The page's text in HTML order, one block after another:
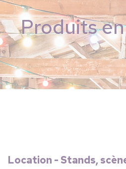
Produits
Location - Stands,